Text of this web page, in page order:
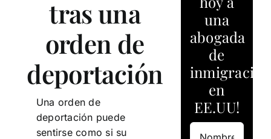
tras una
orden de
deportación
Una orden de
deportación puede
sentirse como si su
una
abogada
de
inmigración
en
EE.UU!